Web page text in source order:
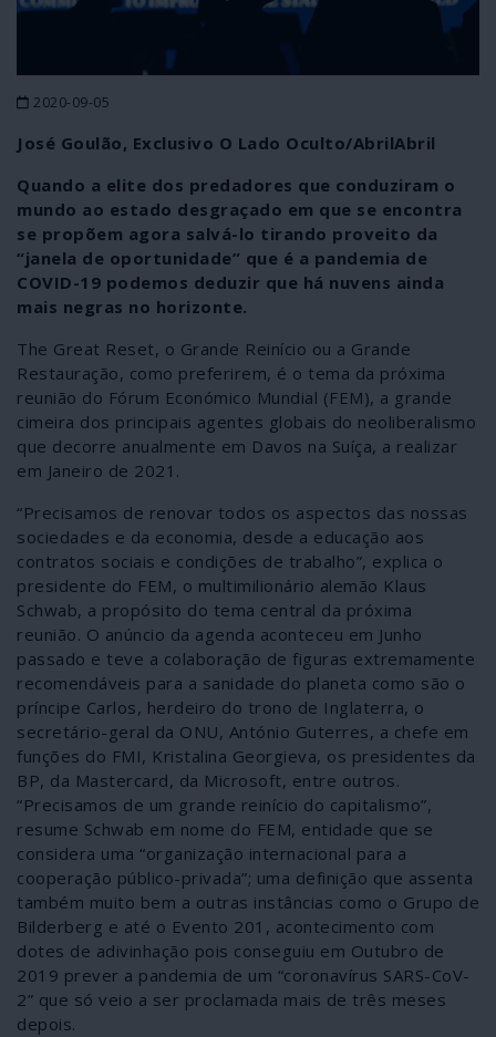
2020-09-05
José Goulão, Exclusivo O Lado Oculto/AbrilAbril
Quando a elite dos predadores que conduziram o
mundo ao estado desgraçado em que se encontra
se propõem agora salvá-lo tirando proveito da
“janela de oportunidade” que é a pandemia de
COVID-19 podemos deduzir que há nuvens ainda
mais negras no horizonte.
The Great Reset, o Grande Reinício ou a Grande
Restauração, como preferirem, é o tema da próxima
reunião do Fórum Económico Mundial (FEM), a grande
cimeira dos principais agentes globais do neoliberalismo
que decorre anualmente em Davos na Suíça, a realizar
em Janeiro de 2021.
“Precisamos de renovar todos os aspectos das nossas
sociedades e da economia, desde a educação aos
contratos sociais e condições de trabalho”, explica o
presidente do FEM, o multimilionário alemão Klaus
Schwab, a propósito do tema central da próxima
reunião. O anúncio da agenda aconteceu em Junho
passado e teve a colaboração de figuras extremamente
recomendáveis para a sanidade do planeta como são o
príncipe Carlos, herdeiro do trono de Inglaterra, o
secretário-geral da ONU, António Guterres, a chefe em
funções do FMI, Kristalina Georgieva, os presidentes da
BP, da Mastercard, da Microsoft, entre outros.
“Precisamos de um grande reinício do capitalismo”,
resume Schwab em nome do FEM, entidade que se
considera uma “organização internacional para a
cooperação público-privada”; uma definição que assenta
também muito bem a outras instâncias como o Grupo de
Bilderberg e até o Evento 201, acontecimento com
dotes de adivinhação pois conseguiu em Outubro de
2019 prever a pandemia de um “coronavírus SARS-CoV-
2” que só veio a ser proclamada mais de três meses
depois.